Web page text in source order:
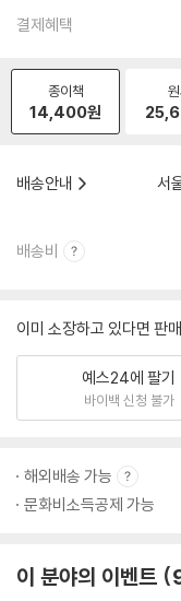
결제혜택
종이책
14,400원
배송안내
서
배송비
이미 소장하고 있다면 판
예스24에 팔기
바이백 신청 불가
해외배송 가능
문화비소득공제 가능
이 분야의 이벤트